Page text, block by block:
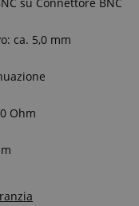
ca. 5,0 mm
Ohm